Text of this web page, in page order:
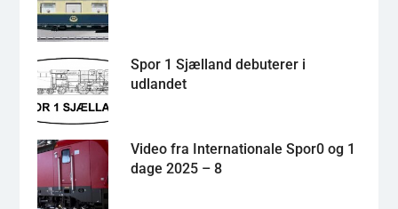
Spor 1 Sjælland debuterer i
udlandet
Video fra Internationale Spor0 og 1
dage 2025 – 8